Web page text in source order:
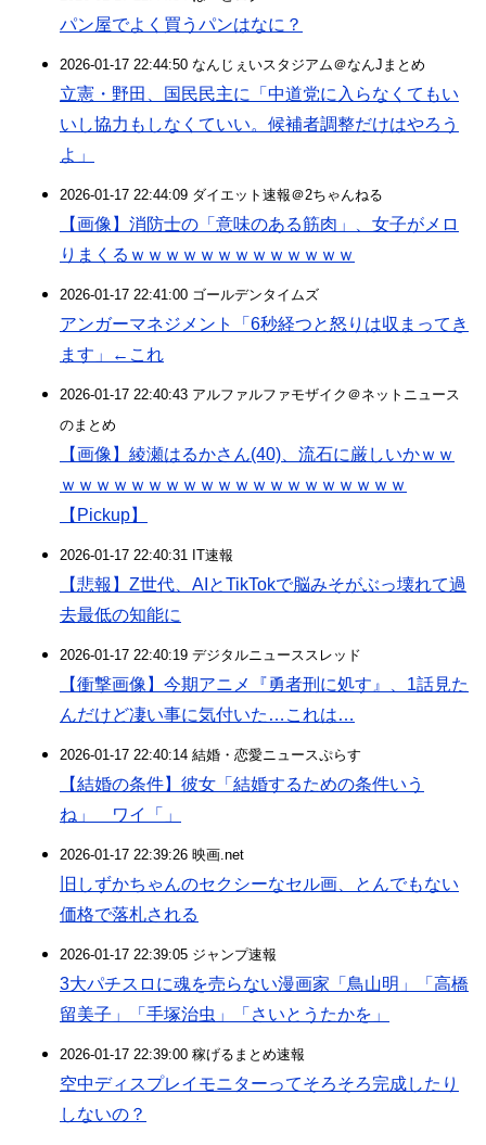
パン屋でよく買うパンはなに？
2026-01-17 22:44:50 なんじぇいスタジアム＠なんJまとめ
立憲・野田、国民民主に「中道党に入らなくてもい
いし協力もしなくていい。候補者調整だけはやろう
よ」
2026-01-17 22:44:09 ダイエット速報＠2ちゃんねる
【画像】消防士の「意味のある筋肉」、女子がメロ
りまくるｗｗｗｗｗｗｗｗｗｗｗｗｗ
2026-01-17 22:41:00 ゴールデンタイムズ
アンガーマネジメント「6秒経つと怒りは収まってき
ます」←これ
2026-01-17 22:40:43 アルファルファモザイク＠ネットニュース
のまとめ
【画像】綾瀬はるかさん(40)、流石に厳しいかｗｗ
ｗｗｗｗｗｗｗｗｗｗｗｗｗｗｗｗｗｗｗｗ
【Pickup】
2026-01-17 22:40:31 IT速報
【悲報】Z世代、AIとTikTokで脳みそがぶっ壊れて過
去最低の知能に
2026-01-17 22:40:19 デジタルニューススレッド
【衝撃画像】今期アニメ『勇者刑に処す』、1話見た
んだけど凄い事に気付いた…これは…
2026-01-17 22:40:14 結婚・恋愛ニュースぷらす
【結婚の条件】彼女「結婚するための条件いう
ね」 ワイ「」
2026-01-17 22:39:26 映画.net
旧しずかちゃんのセクシーなセル画、とんでもない
価格で落札される
2026-01-17 22:39:05 ジャンプ速報
3大パチスロに魂を売らない漫画家「鳥山明」「高橋
留美子」「手塚治虫」「さいとうたかを」
2026-01-17 22:39:00 稼げるまとめ速報
空中ディスプレイモニターってそろそろ完成したり
しないの？